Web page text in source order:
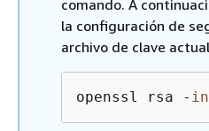
comando. A
la configuración de
archivo de clave
openssl rsa - in